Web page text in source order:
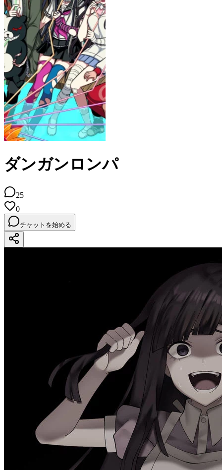
ダンガンロンパ
25
0
チャットを始める